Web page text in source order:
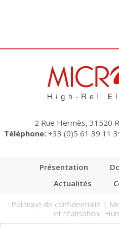
2 Rue Hermès, 31520
Téléphone: +33 (0)5 61 39 11
Présentation
Actualités
Politique de confidentialié |
et réalisation :